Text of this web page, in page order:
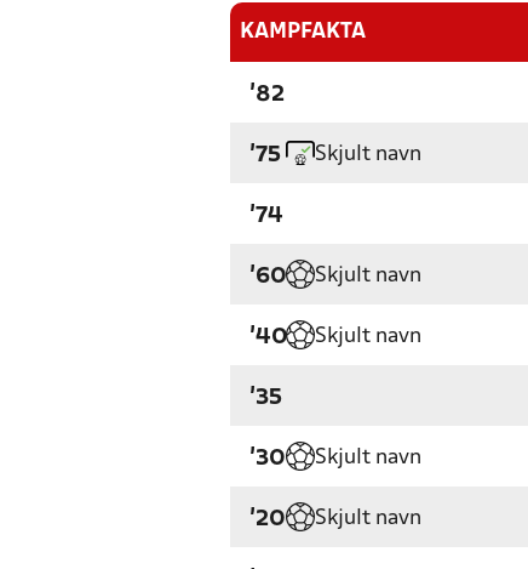
KAMPFAKTA
'82
'75 Skjult navn
'74
'60 Skjult navn
'40 Skjult navn
'35
'30 Skjult navn
'20 Skjult navn